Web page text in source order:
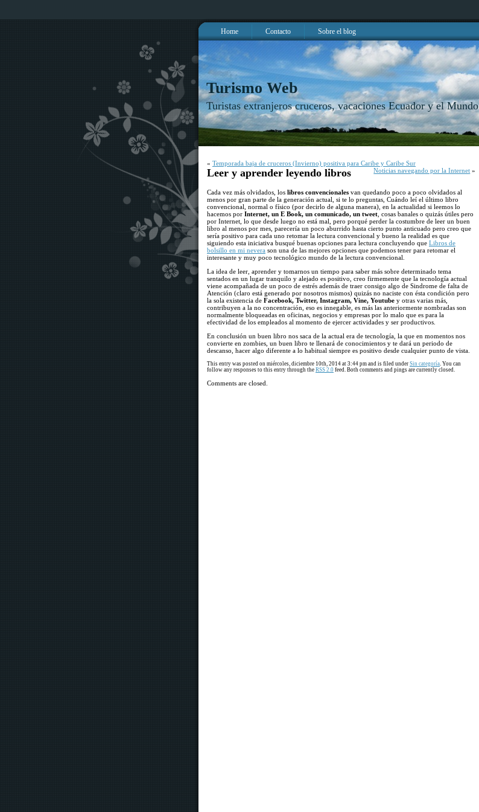
Home Contacto Sobre el blog
Turismo Web
Turistas extranjeros cruceros, vacaciones Ecuador y el Mundo
« Temporada baja de cruceros (Invierno) positiva para Caribe y Caribe Sur
Noticias navegando por la Internet »
Leer y aprender leyendo libros
Cada vez más olvidados, los libros convencionales van quedando poco a poco olvidados al
menos por gran parte de la generación actual, si te lo preguntas, Cuándo leí el último libro
convencional, normal o físico (por decirlo de alguna manera), en la actualidad si leemos lo
hacemos por Internet, un E Book, un comunicado, un tweet , cosas banales o quizás útiles pero
por Internet, lo que desde luego no está mal, pero porqué perder la costumbre de leer un buen
libro al menos por mes, parecería un poco aburrido hasta cierto punto anticuado pero creo que
sería positivo para cada uno retomar la lectura convencional y bueno la realidad es que
siguiendo esta iniciativa busqué buenas opciones para lectura concluyendo que Libros de
bolsillo en mi nevera son una de las mejores opciones que podemos tener para retomar el
interesante y muy poco tecnológico mundo de la lectura convencional.
La idea de leer, aprender y tomarnos un tiempo para saber más sobre determinado tema
sentados en un lugar tranquilo y alejado es positivo, creo firmemente que la tecnología actual
viene acompañada de un poco de estrés además de traer consigo algo de Sindrome de falta de
Atención (claro está generado por nosotros mismos) quizás no naciste con ésta condición pero
la sola existencia de Facebook, Twitter, Instagram, Vine, Youtube y otras varias más,
contribuyen a la no concentración, eso es innegable, es más las anteriormente nombradas son
normalmente bloqueadas en oficinas, negocios y empresas por lo malo que es para la
efectividad de los empleados al momento de ejercer actividades y ser productivos.
En conclusión un buen libro nos saca de la actual era de tecnología, la que en momentos nos
convierte en zombies, un buen libro te llenará de conocimientos y te dará un periodo de
descanso, hacer algo diferente a lo habitual siempre es positivo desde cualquier punto de vista.
This entry was posted on miércoles, diciembre 10th, 2014 at 3:44 pm and is filed under Sin categoría . You can
follow any responses to this entry through the RSS 2.0 feed. Both comments and pings are currently closed.
Comments are closed.